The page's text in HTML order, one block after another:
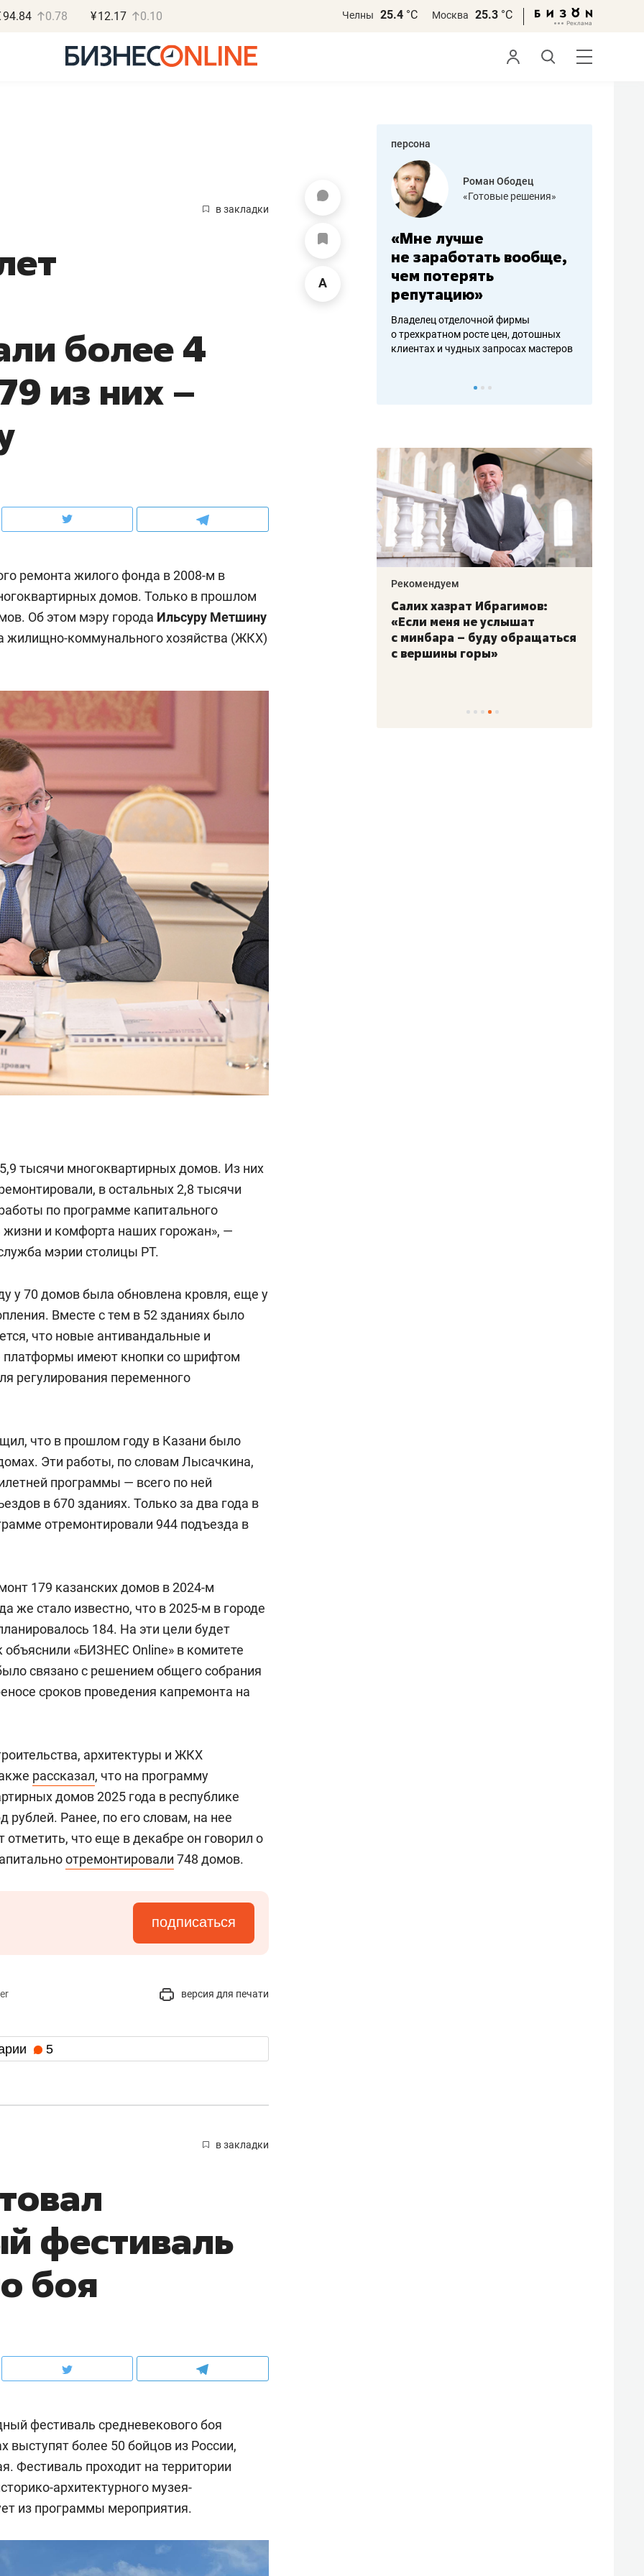
94.84 0.78 ¥12.17 0.10 Челны 25.4 °С Москва 25.3 °С
в закладки
более 4
из них –
ремонта жилого фонда в 2008-м в
домов. Только в прошлом
Об этом мэру города Ильсуру Метшину
жилищно-коммунального хозяйства (ЖКХ)
тысячи многоквартирных домов. Из них
в остальных 2,8 тысячи
по программе капитального
и комфорта наших горожан», —
мэрии столицы РТ.
у 70 домов была обновлена кровля, еще у
Вместе с тем в 52 зданиях было
что новые антивандальные и
имеют кнопки со шрифтом
регулирования переменного
что в прошлом году в Казани было
Эти работы, по словам Лысачкина,
программы — всего по ней
в 670 зданиях. Только за два года в
отремонтировали 944 подъезда в
179 казанских домов в 2024-м
же стало известно, что в 2025-м в городе
184. На эти цели будет
«БИЗНЕС Online» в комитете
связано с решением общего собрания
сроков проведения капремонта на
архитектуры и ЖКХ
рассказал, что на программу
домов 2025 года в республике
рублей. Ранее, по его словам, на нее
что еще в декабре он говорил о
отремонтировали 748 домов.
подписаться
версия для печати
5
в закладки
фестиваль
боя
фестиваль средневекового боя
выступят более 50 бойцов из России,
Фестиваль проходит на территории
архитектурного музея-
из программы мероприятия.
персона
рынки, почему надо знать аксакалов и
чем интересен Оман?
Роман Ободец
«Готовые решения»
«Мне лучше
не заработать вообще,
чем потерять
репутацию»
Владелец отделочной фирмы
о трехкратном росте цен, дотошных
клиентах и чудных запросах мастеров
помогает
Наследница бизнеса по
школьной формы о
налогах и развитии без
Наталья
вместе
миллиона –
Рекомендуем
Как выжить ребенку без
гаджета и научить его
самостоятельности за 18
Рекомендуем
Салих хазрат Ибрагимов:
«Если меня не услышат
с минбара – буду обращаться
с вершины горы»
ЖК «Заря»